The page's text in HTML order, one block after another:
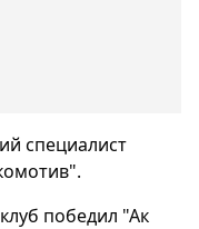
специалист
победил "Ак